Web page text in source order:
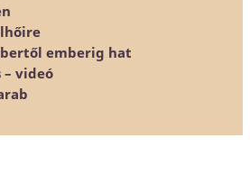
emberig hat
videó